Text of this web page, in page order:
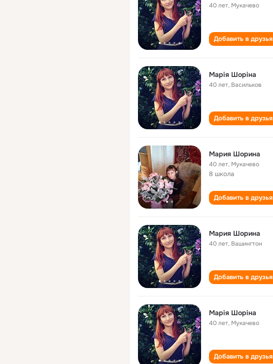
40 лет, Мукачево
Добавить в друзья
Марія Шоріна
40 лет, Васильков
Добавить в друзья
Мария Шорина
40 лет, Мукачево
8 школа
Добавить в друзья
Мария Шорина
40 лет, Вашингтон
Добавить в друзья
Марія Шоріна
40 лет, Мукачево
Добавить в друзья